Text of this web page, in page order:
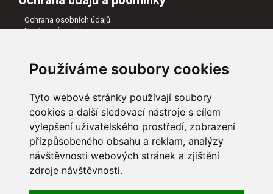
Používáme soubory cookies
Tyto webové stránky používají soubory
cookies a další sledovací nástroje s cílem
vylepšení uživatelského prostředí, zobrazení
přizpůsobeného obsahu a reklam, analýzy
návštěvnosti webových stránek a zjištění
zdroje návštěvnosti.
Ochrana osobních údajů
Nastavení cookies
Naši partneři